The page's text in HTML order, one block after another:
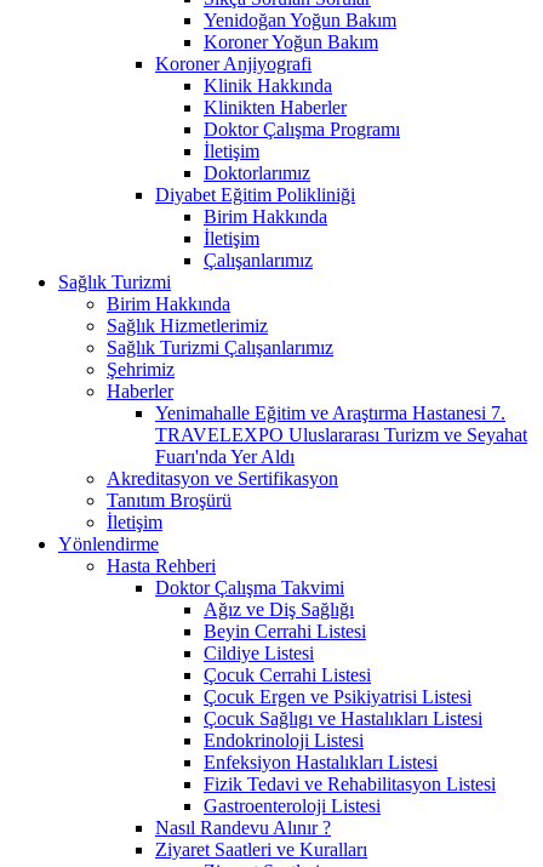
Yenidoğan Yoğun Bakım
Koroner Yoğun Bakım
Koroner Anjiyografi
Klinik Hakkında
Klinikten Haberler
Doktor Çalışma Programı
İletişim
Doktorlarımız
Diyabet Eğitim Polikliniği
Birim Hakkında
İletişim
Çalışanlarımız
Sağlık Turizmi
Birim Hakkında
Sağlık Hizmetlerimiz
Sağlık Turizmi Çalışanlarımız
Şehrimiz
Haberler
Yenimahalle Eğitim ve Araştırma Hastanesi 7.
TRAVELEXPO Uluslararası Turizm ve Seyahat
Fuarı'nda Yer Aldı
Akreditasyon ve Sertifikasyon
Tanıtım Broşürü
İletişim
Yönlendirme
Hasta Rehberi
Doktor Çalışma Takvimi
Ağız ve Diş Sağlığı
Beyin Cerrahi Listesi
Cildiye Listesi
Çocuk Cerrahi Listesi
Çocuk Ergen ve Psikiyatrisi Listesi
Çocuk Sağlıgı ve Hastalıkları Listesi
Endokrinoloji Listesi
Enfeksiyon Hastalıkları Listesi
Fizik Tedavi ve Rehabilitasyon Listesi
Gastroenteroloji Listesi
Nasıl Randevu Alınır ?
Ziyaret Saatleri ve Kuralları